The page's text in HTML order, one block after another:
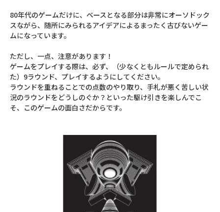
80年代のゲームだけに、ベースとなる部分は非常にオーソドック
スながら、随所にみられるアイデアによるまったく古びないゲー
ムになっています。
ただし、一点、注意があります！
ゲームをプレイする際は、必ず、（少なくともルールで定められ
た）9ラウンド、プレイするようにしてください。
ラウンドを重ねることでの点数のやり取り、手札が悪く苦しい状
況のラウンドをどうしのぐか？といった駆け引きを楽しんでこ
そ、このゲームの面白さだからです。